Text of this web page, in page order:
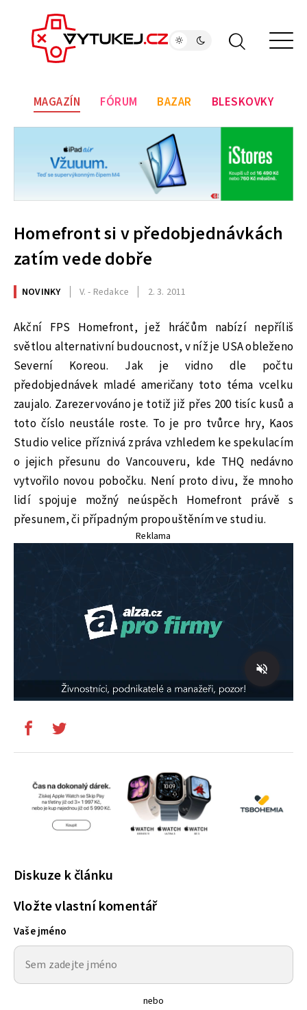
MAGAZÍN FÓRUM BAZAR BLESKOVKY
Homefront si v předobjednávkách
zatím vede dobře
NOVINKY V. - Redakce 2. 3. 2011
Akční FPS Homefront, jež hráčům nabízí nepříliš
světlou alternativní budoucnost, v níž je USA obleženo
Severní Koreou. Jak je vidno dle počtu
předobjednávek mladé američany toto téma vcelku
zaujalo. Zarezervováno je totiž již přes 200 tisíc kusů a
toto číslo neustále roste. To je pro tvůrce hry, Kaos
Studio velice příznivá zpráva vzhledem ke spekulacím
o jejich přesunu do Vancouveru, kde THQ nedávno
vytvořilo novou pobočku. Není proto divu, že mnoho
lidí spojuje možný neúspěch Homefront právě s
přesunem, či případným propouštěním ve studiu.
Reklama
Diskuze k článku
Vložte vlastní komentář
Vaše jméno
nebo